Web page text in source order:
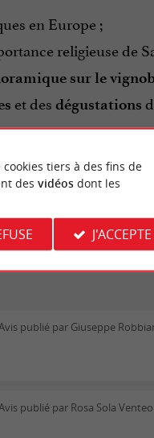
en Europe ;
religieuse de
sur le
et des dégustations
Histoire et
publié par Giuseppe
publié par Rosa Sola
tiers à des fins de
des vidéosdont les
J'ACCEPTE